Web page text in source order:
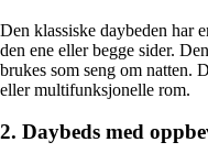
Den klassiske daybeden har
den ene eller begge sider.
brukes som seng om natten.
eller multifunksjonelle rom.
2. Daybeds med